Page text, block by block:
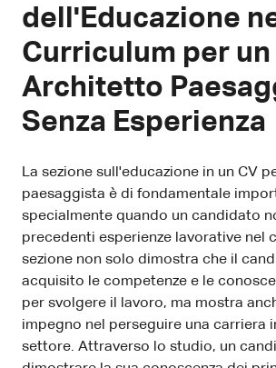
dell'Educazione
Curriculum per un
Architetto
Senza Esperienza
La sezione sull'educazione in un CV
paesaggista è di fondamentale
specialmente quando un candidato
precedenti esperienze lavorative nel
sezione non solo dimostra che il
acquisito le competenze e le
per svolgere il lavoro, ma mostra
impegno nel perseguire una carriera
settore. Attraverso lo studio, un